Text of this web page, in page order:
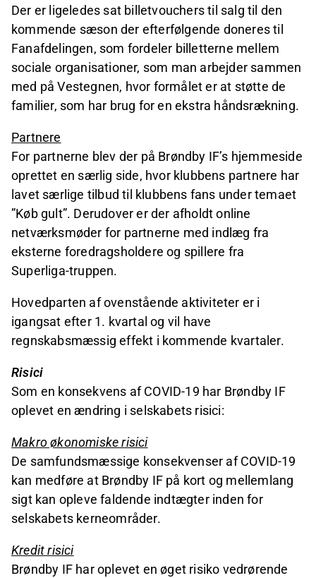
Der er ligeledes sat billetvouchers til salg til den
kommende sæson der efterfølgende doneres til
Fanafdelingen, som fordeler billetterne mellem
sociale organisationer, som man arbejder sammen
med på Vestegnen, hvor formålet er at støtte de
familier, som har brug for en ekstra håndsrækning.
Partnere
For partnerne blev der på Brøndby IF’s hjemmeside
oprettet en særlig side, hvor klubbens partnere har
lavet særlige tilbud til klubbens fans under temaet
”Køb gult”. Derudover er der afholdt online
netværksmøder for partnerne med indlæg fra
eksterne foredragsholdere og spillere fra
Superliga-truppen.
Hovedparten af ovenstående aktiviteter er i
igangsat efter 1. kvartal og vil have
regnskabsmæssig effekt i kommende kvartaler.
Risici
Som en konsekvens af COVID-19 har Brøndby IF
oplevet en ændring i selskabets risici:
Makro økonomiske risici
De samfundsmæssige konsekvenser af COVID-19
kan medføre at Brøndby IF på kort og mellemlang
sigt kan opleve faldende indtægter inden for
selskabets kerneområder.
Kredit risici
Brøndby IF har oplevet en øget risiko vedrørende